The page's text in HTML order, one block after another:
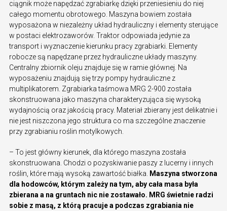
ciągnik może napędzać zgrabiarkę dzięki przeniesieniu do niej
całego momentu obrotowego. Maszyna bowiem została
wyposażona w niezależny układ hydrauliczny i elementy sterujące
w postaci elektrozaworów. Traktor odpowiada jedynie za
transport i wyznaczenie kierunku pracy zgrabiarki. Elementy
robocze są napędzane przez hydrauliczne układy maszyny.
Centralny zbiornik oleju znajduje się w ramie głównej. Na
wyposażeniu znajdują się trzy pompy hydrauliczne z
multiplikatorem. Zgrabiarka taśmowa MRG 2-900 została
skonstruowana jako maszyna charakteryzująca się wysoką
wydajnością oraz jakością pracy. Materiał zbierany jest delikatnie i
nie jest niszczona jego struktura co ma szczególne znaczenie
przy zgrabianiu roślin motylkowych.
– To jest główny kierunek, dla którego maszyna została
skonstruowana. Chodzi o pozyskiwanie paszy z lucerny i innych
roślin, które mają wysoką zawartość białka.
Maszyna stworzona
dla hodowców, którym zależy na tym, aby cała masa była
zbierana a na gruntach nic nie zostawało. MRG świetnie radzi
sobie z masą, z którą pracuje a podczas zgrabiania nie